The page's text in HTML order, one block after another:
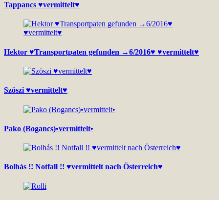
Tappancs ♥vermittelt♥
Hektor ♥Transportpaten gefunden →6/2016♥ ♥vermittelt♥
Szöszi ♥vermittelt♥
Pako (Bogancs)•vermittelt•
Bolhás !! Notfall !! ♥vermittelt nach Österreich♥